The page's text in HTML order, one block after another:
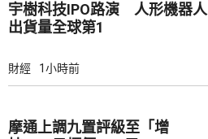
宇樹科技IPO路演 人形機器人
出貨量全球第1
財經 1小時前
摩通上調九置評級至「增